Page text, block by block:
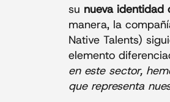
su nueva
manera, la
Native Talents)
elemento
en este sector,
que representa